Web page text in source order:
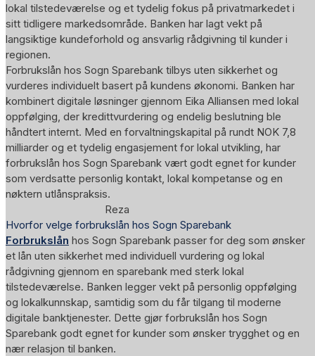
lokal tilstedeværelse og et tydelig fokus på privatmarkedet i
sitt tidligere markedsområde. Banken har lagt vekt på
langsiktige kundeforhold og ansvarlig rådgivning til kunder i
regionen.
Forbrukslån hos Sogn Sparebank tilbys uten sikkerhet og
vurderes individuelt basert på kundens økonomi. Banken har
kombinert digitale løsninger gjennom Eika Alliansen med lokal
oppfølging, der kredittvurdering og endelig beslutning ble
håndtert internt. Med en forvaltningskapital på rundt NOK 7,8
milliarder og et tydelig engasjement for lokal utvikling, har
forbrukslån hos Sogn Sparebank vært godt egnet for kunder
som verdsatte personlig kontakt, lokal kompetanse og en
nøktern utlånspraksis.
Reza
Hvorfor velge forbrukslån hos Sogn Sparebank
Forbrukslån hos Sogn Sparebank passer for deg som ønsker
et lån uten sikkerhet med individuell vurdering og lokal
rådgivning gjennom en sparebank med sterk lokal
tilstedeværelse. Banken legger vekt på personlig oppfølging
og lokalkunnskap, samtidig som du får tilgang til moderne
digitale banktjenester. Dette gjør forbrukslån hos Sogn
Sparebank godt egnet for kunder som ønsker trygghet og en
nær relasjon til banken.